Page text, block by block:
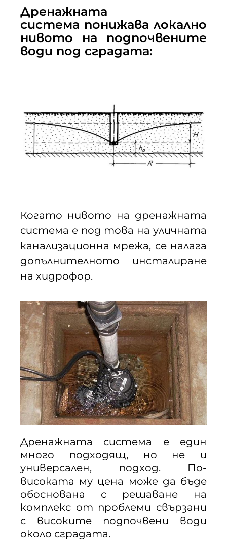
Дренажната
система понижава локално
нивото на подпочвените
води под сградата:
Когато нивото на дренажната
система е под това на уличната
канализационна мрежа, се налага
допълнителното инсталиране
на хидрофор.
Дренажната система е един
много подходящ, но не и
универсален, подход. По-
високата му цена може да бъде
обоснована с решаване на
комплекс от проблеми свързани
с високите подпочвени води
около сградата.